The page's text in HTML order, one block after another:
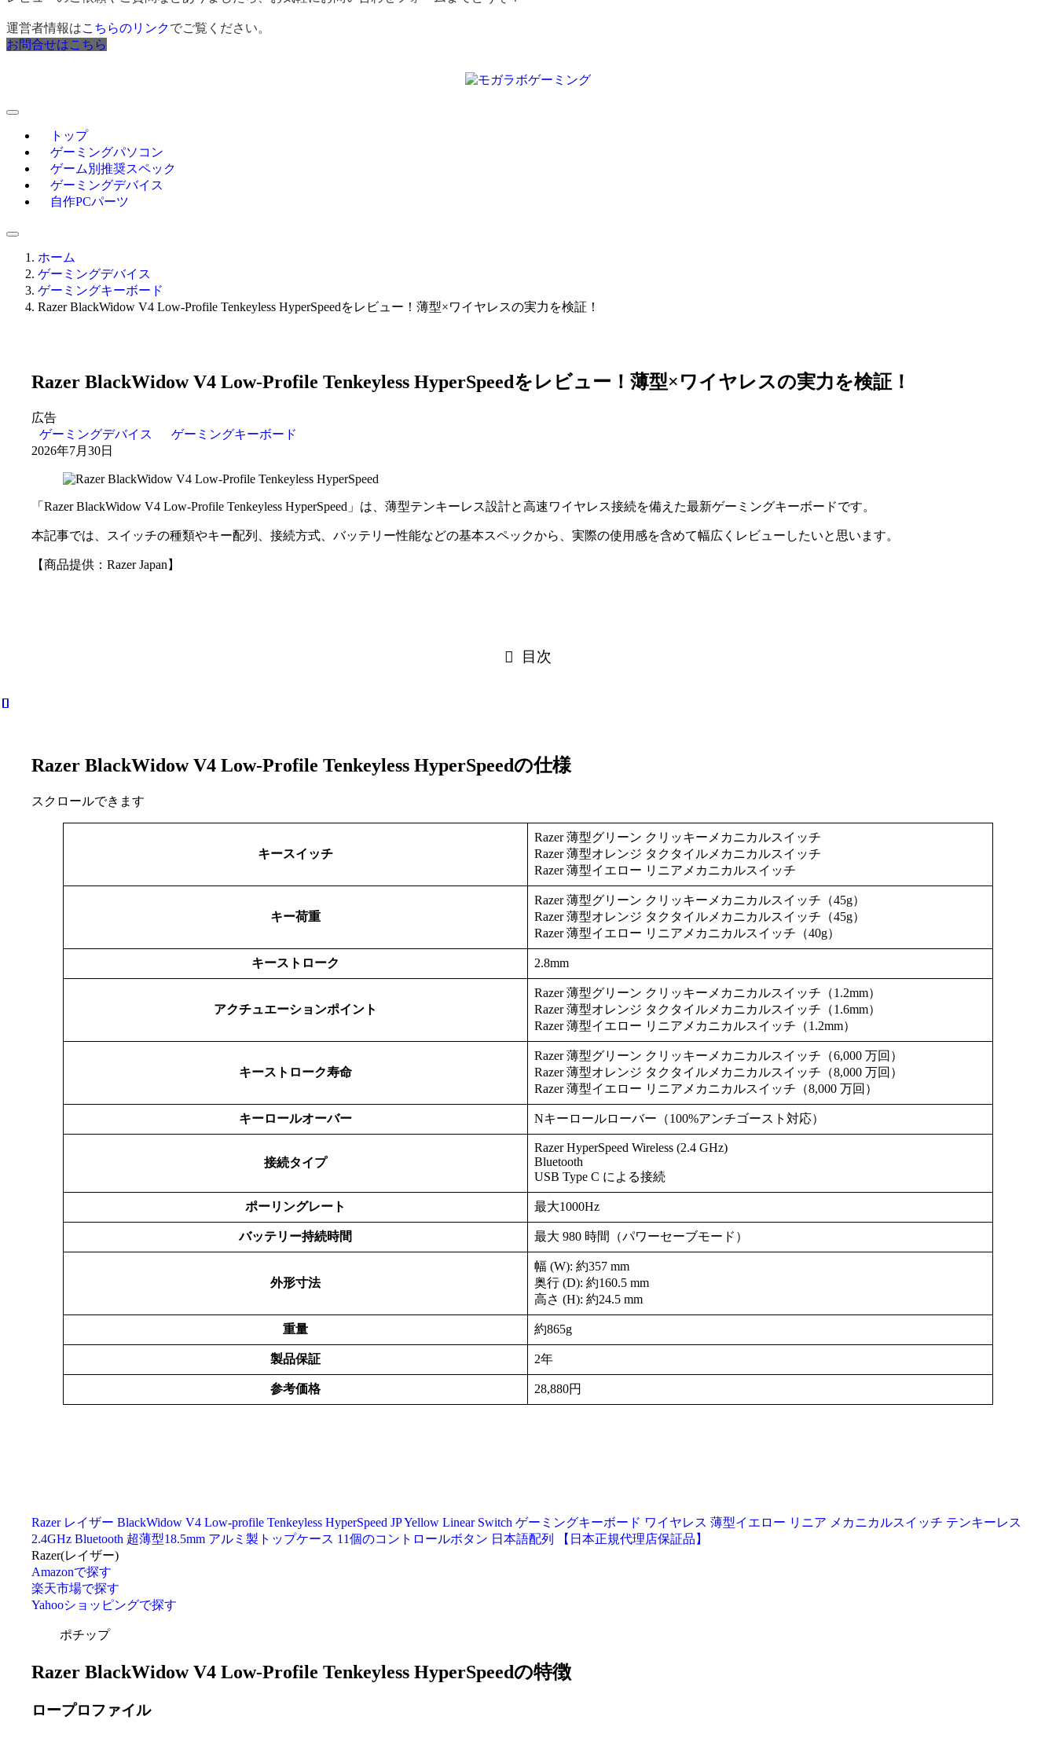
運営者情報はこちらのリンクでご覧ください。
お問合せはこちら
トップ
ゲーミングパソコン
ゲーム別推奨スペック
ゲーミングデバイス
自作PCパーツ
ホーム
ゲーミングデバイス
ゲーミングキーボード
Razer BlackWidow V4 Low-Profile Tenkeyless HyperSpeedをレビュー！薄型×ワイヤレスの実力を検証！
Razer BlackWidow V4 Low-Profile Tenkeyless HyperSpeedをレビュー！薄型×ワイヤレスの実力を検証！
広告
ゲーミングデバイス
ゲーミングキーボード
2026年7月30日
「Razer BlackWidow V4 Low-Profile Tenkeyless HyperSpeed」は、薄型テンキーレス設計と高速ワイヤレス接続を備えた最新ゲーミングキーボードです。
本記事では、スイッチの種類やキー配列、接続方式、バッテリー性能などの基本スペックから、実際の使用感を含めて幅広くレビューしたいと思います。
【商品提供：Razer Japan】
目次
Razer BlackWidow V4 Low-Profile Tenkeyless HyperSpeedの仕様
スクロールできます
キースイッチ
Razer 薄型グリーン クリッキーメカニカルスイッチ
Razer 薄型オレンジ タクタイルメカニカルスイッチ
Razer 薄型イエロー リニアメカニカルスイッチ
キー荷重
Razer 薄型グリーン クリッキーメカニカルスイッチ（45g）
Razer 薄型オレンジ タクタイルメカニカルスイッチ（45g）
Razer 薄型イエロー リニアメカニカルスイッチ（40g）
キーストローク 2.8mm
アクチュエーションポイント
Razer 薄型グリーン クリッキーメカニカルスイッチ（1.2mm）
Razer 薄型オレンジ タクタイルメカニカルスイッチ（1.6mm）
Razer 薄型イエロー リニアメカニカルスイッチ（1.2mm）
キーストローク寿命
Razer 薄型グリーン クリッキーメカニカルスイッチ（6,000 万回）
Razer 薄型オレンジ タクタイルメカニカルスイッチ（8,000 万回）
Razer 薄型イエロー リニアメカニカルスイッチ（8,000 万回）
キーロールオーバー Nキーロールローバー（100%アンチゴースト対応）
接続タイプ
Razer HyperSpeed Wireless (2.4 GHz)
Bluetooth
USB Type C による接続
ポーリングレート 最大1000Hz
バッテリー持続時間 最大 980 時間（パワーセーブモード）
外形寸法
幅 (W): 約357 mm
奥行 (D): 約160.5 mm
高さ (H): 約24.5 mm
重量 約865g
製品保証 2年
参考価格 28,880円
Razer レイザー BlackWidow V4 Low-profile Tenkeyless HyperSpeed JP Yellow Linear Switch ゲーミングキーボード ワイヤレス 薄型イエロー リニア メカニカルスイッチ テンキーレス
2.4GHz Bluetooth 超薄型18.5mm アルミ製トップケース 11個のコントロールボタン 日本語配列 【日本正規代理店保証品】
Razer(レイザー)
Amazonで探す
楽天市場で探す
Yahooショッピングで探す
ポチップ
Razer BlackWidow V4 Low-Profile Tenkeyless HyperSpeedの特徴
ロープロファイル